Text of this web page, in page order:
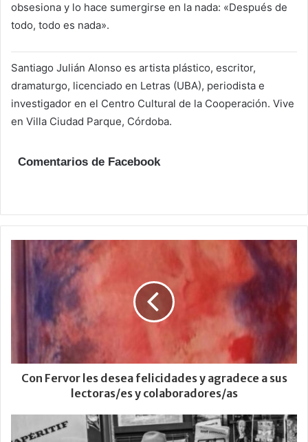
obsesiona y lo hace sumergirse en la nada: «Después de
todo, todo es nada».
Santiago Julián Alonso es artista plástico, escritor,
dramaturgo, licenciado en Letras (UBA), periodista e
investigador en el Centro Cultural de la Cooperación. Vive
en Villa Ciudad Parque, Córdoba.
Comentarios de Facebook
Con Fervor les desea felicidades y agradece a sus
lectoras/es y colaboradores/as